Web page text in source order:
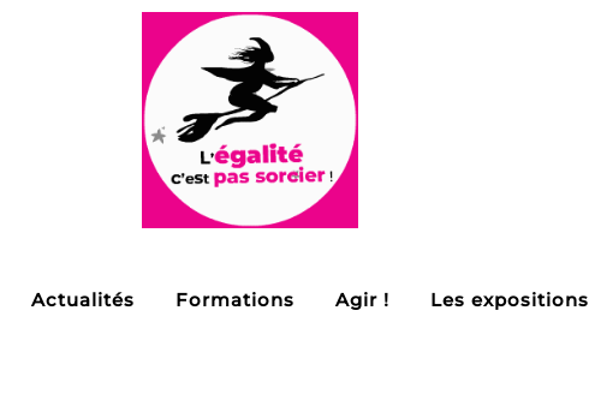
Actualités Formations Agir ! Les expositions